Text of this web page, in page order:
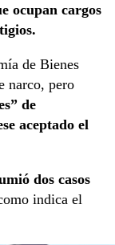
ocupan cargos
de Bienes
narco, pero
de
aceptado el
dos casos
indica el